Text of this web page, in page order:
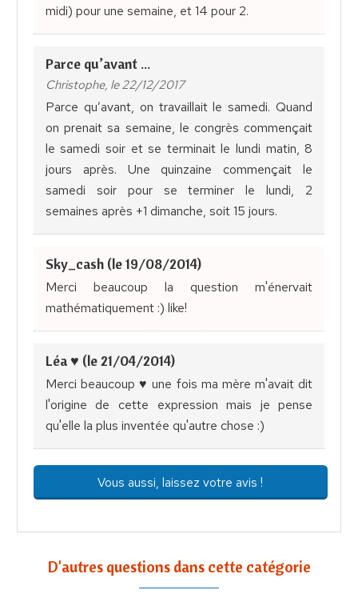
midi) pour une semaine, et 14 pour 2.
Parce qu’avant ...
Christophe, le 22/12/2017
Parce qu’avant, on travaillait le samedi. Quand
on prenait sa semaine, le congrès commençait
le samedi soir et se terminait le lundi matin, 8
jours après. Une quinzaine commençait le
samedi soir pour se terminer le lundi, 2
semaines après +1 dimanche, soit 15 jours.
Sky_cash (le 19/08/2014)
Merci beaucoup la question m'énervait
mathématiquement :) like!
Léa ♥ (le 21/04/2014)
Merci beaucoup ♥ une fois ma mère m'avait dit
l'origine de cette expression mais je pense
qu'elle la plus inventée qu'autre chose :)
Vous aussi, laissez votre avis !
D'autres questions dans cette catégorie